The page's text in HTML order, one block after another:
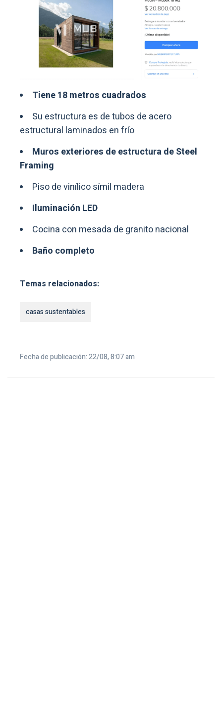
Tiene 18 metros cuadrados
Su estructura es de tubos de acero
estructural laminados en frío
Muros exteriores de estructura de Steel
Framing
Piso de vinílico símil madera
Iluminación LED
Cocina con mesada de granito nacional
Baño completo
Temas relacionados:
casas sustentables
Fecha de publicación: 22/08, 8:07 am